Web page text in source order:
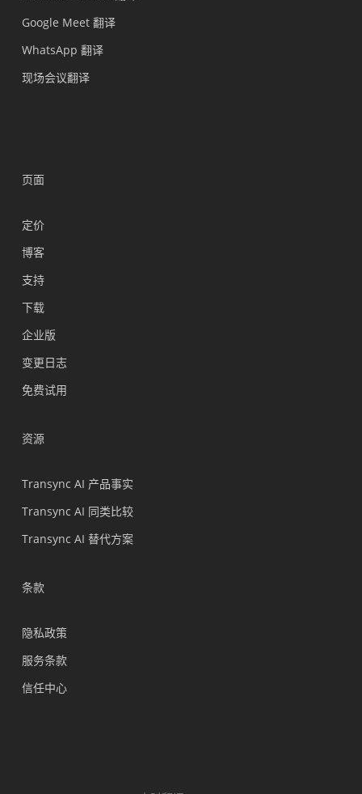
Google Meet 翻译
WhatsApp 翻译
现场会议翻译
页面
定价
博客
支持
下载
企业版
变更日志
免费试用
资源
Transync AI 产品事实
Transync AI 同类比较
Transync AI 替代方案
条款
隐私政策
服务条款
信任中心